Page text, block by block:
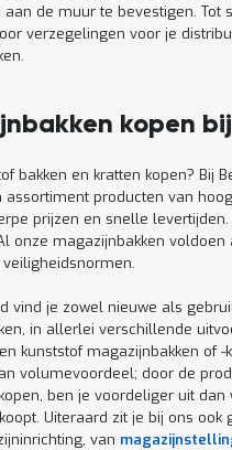
aan de muur te bevestigen. Tot
verzegelingen voor je
kopen
bakken en kratten kopen? Bij
assortiment producten van
prijzen en snelle
onze magazijnbakken voldoen
vind je zowel nieuwe als
in allerlei verschillende
kunststof magazijnbakken of -
volumevoordeel; door de
ben je voordeliger uit dan
Uiteraard zit je bij ons ook
van